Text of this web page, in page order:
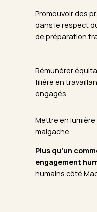
Promouvoir des
dans le respect
de préparation
Rémunérer
filière en
engagés.
Mettre en
malgache.
Plus qu’un
engagement
humains côté